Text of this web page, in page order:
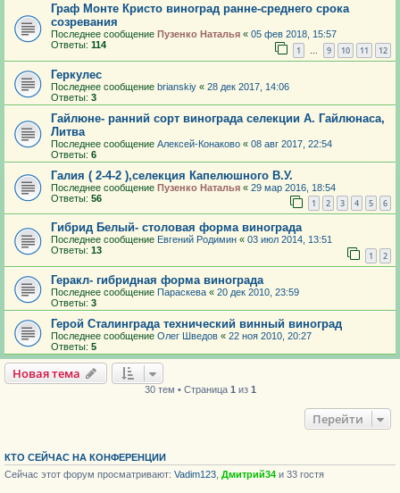
Граф Монте Кристо виноград ранне-среднего срока
созревания
Последнее сообщение Пузенко Наталья « 05 фев 2018, 15:57
Ответы: 114 1 … 9 10 11 12
Геркулес
Последнее сообщение brianskiy « 28 дек 2017, 14:06
Ответы: 3
Гайлюне- ранний сорт винограда селекции А. Гайлюнаса,
Литва
Последнее сообщение Алексей-Конаково « 08 авг 2017, 22:54
Ответы: 6
Галия ( 2-4-2 ),селекция Капелюшного В.У.
Последнее сообщение Пузенко Наталья « 29 мар 2016, 18:54
Ответы: 56 1 2 3 4 5 6
Гибрид Белый- столовая форма винограда
Последнее сообщение Евгений Родимин « 03 июл 2014, 13:51
Ответы: 13 1 2
Геракл- гибридная форма винограда
Последнее сообщение Параскева « 20 дек 2010, 23:59
Ответы: 3
Герой Сталинграда технический винный виноград
Последнее сообщение Олег Шведов « 22 ноя 2010, 20:27
Ответы: 5
Новая тема
30 тем • Страница 1 из 1
Перейти
КТО СЕЙЧАС НА КОНФЕРЕНЦИИ
Сейчас этот форум просматривают: Vadim123 Дмитрий34 и 33 гостя